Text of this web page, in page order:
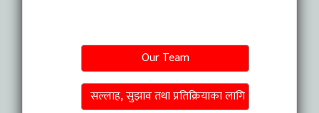
Our Team
सल्लाह, सुझाव तथा प्रतिक्रियाका लागि